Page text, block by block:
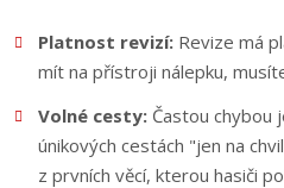
Platnost revizí:Revize má
mít na přístroji nálepku,
Volné cesty:Častou chybou
únikových cestách "jen na
z prvních věcí, kterou hasiči